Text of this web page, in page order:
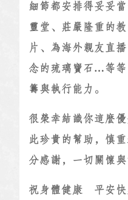
細節都安排得妥妥
靈堂、莊嚴隆重的
片、為海外親友直
念的琉璃寶石…等
籌與執行能力。
很榮幸結識你這麼
此珍貴的幫助，慎
分感謝，一切關懷
祝身體健康 平安快